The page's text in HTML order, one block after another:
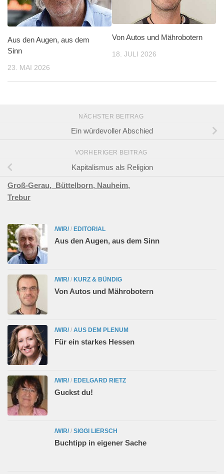
Aus den Augen, aus dem
Sinn
23. MAI 2026
Von Autos und Mährobotern
18. JULI 2026
NÄCHSTER BEITRAG
Ein würdevoller Abschied
VORHERIGER BEITRAG
Kapitalismus als Religion
Groß-Gerau, Büttelborn, Nauheim,
Trebur
/WIR/ / EDITORIAL
Aus den Augen, aus dem Sinn
/WIR/ / KURZ & BÜNDIG
Von Autos und Mährobotern
/WIR/ / AUS DEM PLENUM
Für ein starkes Hessen
/WIR/ / EDELGARD RIETZ
Guckst du!
/WIR/ / SIGGI LIERSCH
Buchtipp in eigener Sache